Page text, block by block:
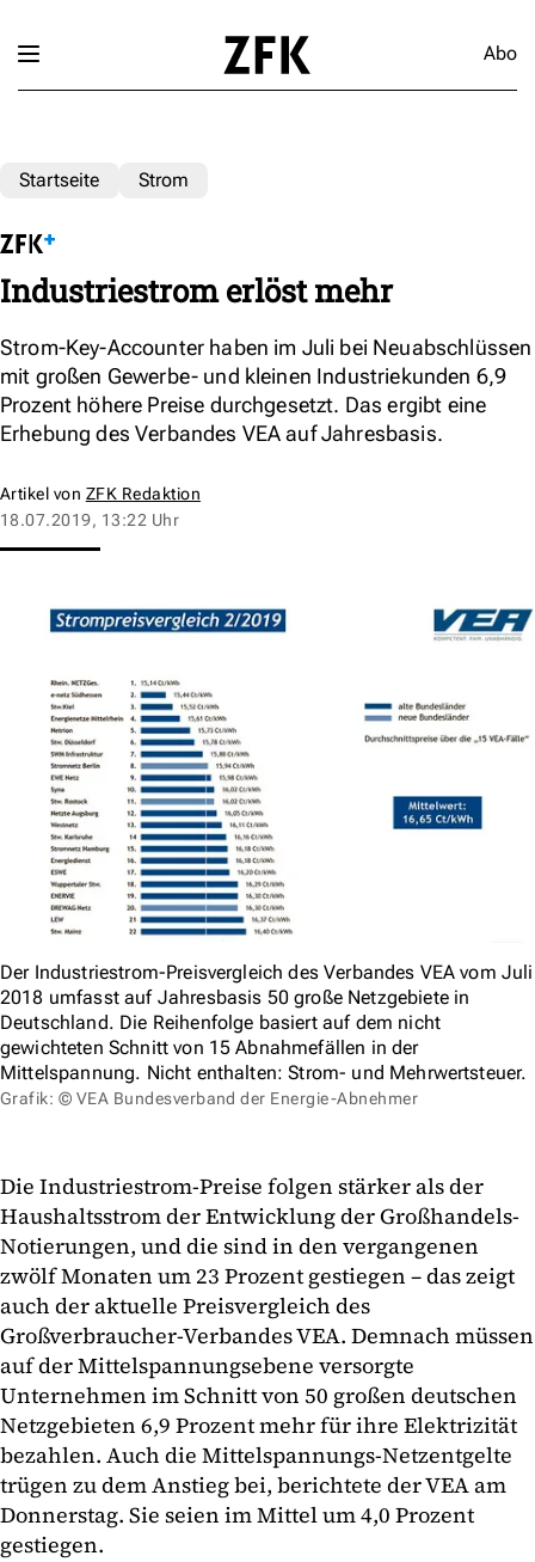
Abo
Startseite Strom
Industriestrom erlöst mehr
Strom-Key-Accounter haben im Juli bei Neuabschlüssen
mit großen Gewerbe- und kleinen Industriekunden 6,9
Prozent höhere Preise durchgesetzt. Das ergibt eine
Erhebung des Verbandes VEA auf Jahresbasis.
Artikel von ZFK Redaktion
18.07.2019, 13:22 Uhr
Der Industriestrom-Preisvergleich des Verbandes VEA vom Juli
2018 umfasst auf Jahresbasis 50 große Netzgebiete in
Deutschland. Die Reihenfolge basiert auf dem nicht
gewichteten Schnitt von 15 Abnahmefällen in der
Mittelspannung. Nicht enthalten: Strom- und Mehrwertsteuer.
Grafik: © VEA Bundesverband der Energie-Abnehmer
Die Industriestrom-Preise folgen stärker als der
Haushaltsstrom der Entwicklung der Großhandels-
Notierungen, und die sind in den vergangenen
zwölf Monaten um 23 Prozent gestiegen – das zeigt
auch der aktuelle Preisvergleich des
Großverbraucher-Verbandes VEA. Demnach müssen
auf der Mittelspannungsebene versorgte
Unternehmen im Schnitt von 50 großen deutschen
Netzgebieten 6,9 Prozent mehr für ihre Elektrizität
bezahlen. Auch die Mittelspannungs-Netzentgelte
trügen zu dem Anstieg bei, berichtete der VEA am
Donnerstag. Sie seien im Mittel um 4,0 Prozent
gestiegen.